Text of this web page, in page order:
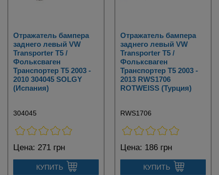
Отражатель бампера
заднего левый VW
Transporter T5 /
Фольксваген
Транспортер Т5 2003 -
2010 304045 SOLGY
(Испания)
304045
Цена: 271 грн
КУПИТЬ
Отражатель бампера
заднего левый VW
Transporter T5 /
Фольксваген
Транспортер Т5 2003 -
2013 RWS1706
ROTWEISS (Турция)
RWS1706
Цена: 186 грн
КУПИТЬ